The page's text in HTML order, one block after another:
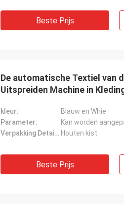
Beste Prijs
De automatische Textiel van
Uitspreiden Machine in
kleur:
Blauw en Whie
Parameter:
Kan worden
Verpakking Details: Houten kist
Beste Prijs